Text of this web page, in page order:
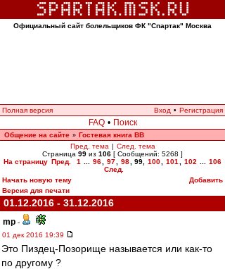
Официальный сайт болельщиков ФК "Спартак" Москва
Полная версия Вход • Регистрация
FAQ • Поиск
Общение на сайте » Гостевая книга ВВ
Пред. тема | След. тема
Страница 99 из 106 [ Сообщений: 5268 ]
На страницу Пред. 1 96 97 98 99 100 101 102
106
След.
Начать новую тему
Добавить
Версия для печати
01.12.2016 - 31.12.2016
mp -
01 дек 2016 19:39
Это Пиздец-Позорище называется или как-то
по другому ?